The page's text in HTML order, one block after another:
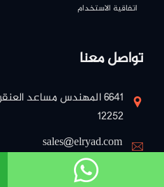
اتفاقية الاستخدام
تواصل معنا
١٢٢٥٢
sales@elryad.com